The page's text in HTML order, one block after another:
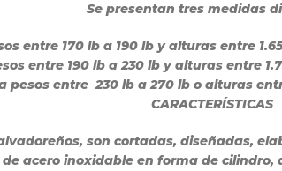
Se presentan tres medidas
entre 170 lb a 190 lb y alturas entre
entre 190 lb a 230 lb y alturas entre
pesos entre 230 lb a 270 lb o alturas
CARACTERÍSTICAS
son cortadas, diseñadas,
acero inoxidable en forma de